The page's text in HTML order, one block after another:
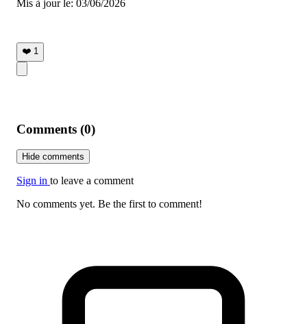
Mis à jour le: 03/06/2026
❤️ 1
Comments (0)
Hide comments
Sign in to leave a comment
No comments yet. Be the first to comment!